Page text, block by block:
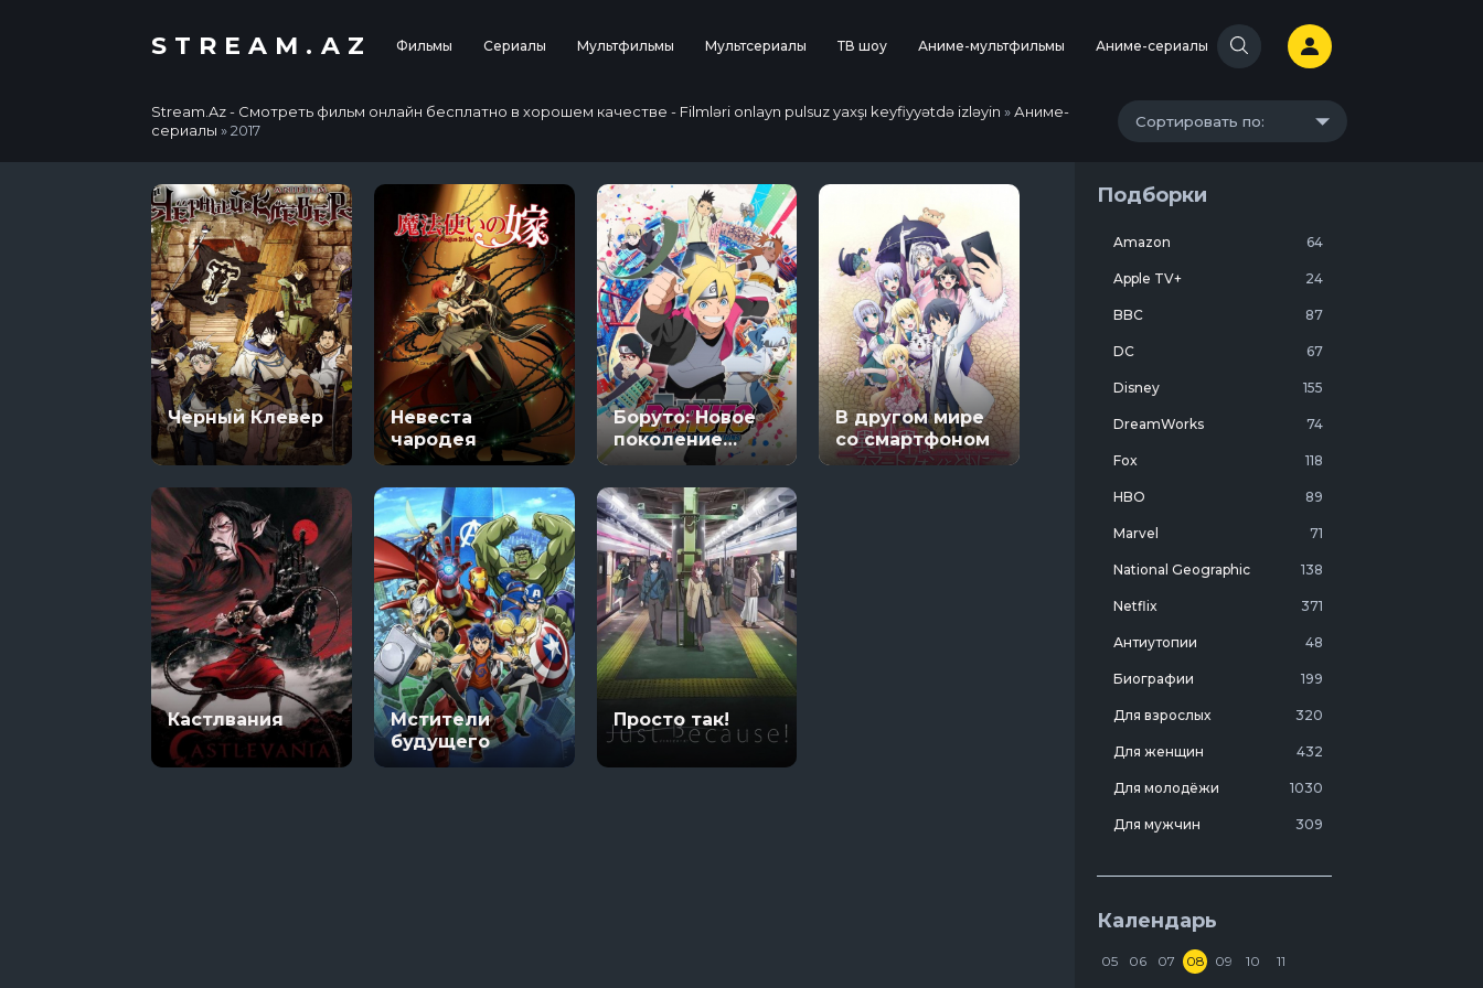
STREAM.AZ Фильмы Сериалы Мультфильмы Мультсериалы ТВ шоу Аниме-мультфильмы Аниме-сериалы
Stream.Az - Смотреть фильм онлайн бесплатно в хорошем качестве - Filmləri onlayn pulsuz yaxşı keyfiyyətdə izləyin »Аниме-
сериалы » 2017 Сортировать по:
Черный Клевер
Невеста
чародея
Боруто: Новое
поколение
Наруто
В другом мире
со смартфоном
Кастлвания
Мстители
будущего
Просто так!
Подборки
Amazon 64
Apple TV+ 24
BBC 87
DC 67
Disney 155
DreamWorks 74
Fox 118
HBO 89
Marvel 71
National Geographic 138
Netflix 371
Антиутопии 48
Биографии 199
Для взрослых 320
Для женщин 432
Для молодёжи 1030
Для мужчин 309
Мотивирующие
На реальных событиях
Календарь
05 06 07 08 09 10 11